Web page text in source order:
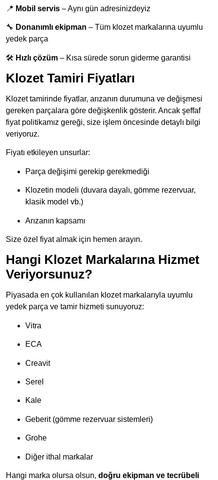
📍 Mobil servis – Aynı gün adresinizdeyiz
🔧 Donanımlı ekipman – Tüm klozet markalarına uyumlu
yedek parça
🛠️ Hızlı çözüm – Kısa sürede sorun giderme garantisi
Klozet Tamiri Fiyatları
Klozet tamirinde fiyatlar, arızanın durumuna ve değişmesi
gereken parçalara göre değişkenlik gösterir. Ancak şeffaf
fiyat politikamız gereği, size işlem öncesinde detaylı bilgi
veriyoruz.
Fiyatı etkileyen unsurlar:
Parça değişimi gerekip gerekmediği
Klozetin modeli (duvara dayalı, gömme rezervuar,
klasik model vb.)
Arızanın kapsamı
Size özel fiyat almak için hemen arayın.
Hangi Klozet Markalarına Hizmet
Veriyorsunuz?
Piyasada en çok kullanılan klozet markalarıyla uyumlu
yedek parça ve tamir hizmeti sunuyoruz:
Vitra
ECA
Creavit
Serel
Kale
Geberit (gömme rezervuar sistemleri)
Grohe
Diğer ithal markalar
Hangi marka olursa olsun, doğru ekipman ve tecrübeli